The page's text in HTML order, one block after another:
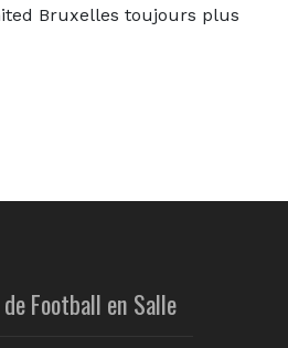
Bruxelles toujours plus
Football en Salle